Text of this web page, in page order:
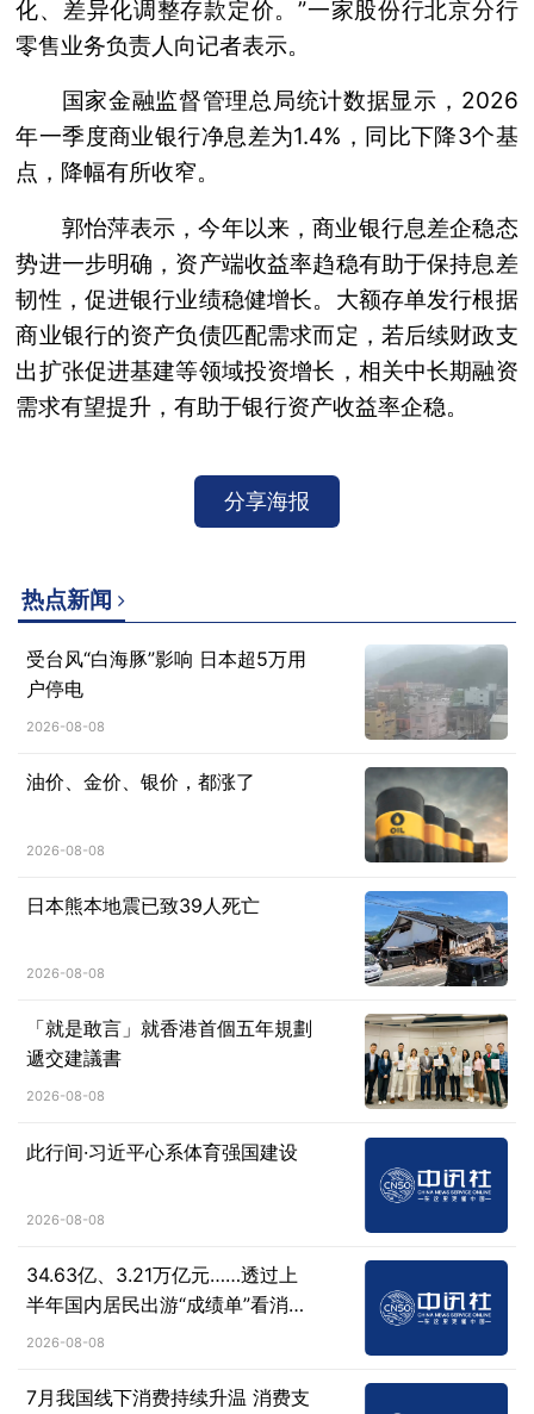
化、差异化调整存款定价。”一家股份行北京分行
零售业务负责人向记者表示。
国家金融监督管理总局统计数据显示，2026
年一季度商业银行净息差为1.4%，同比下降3个基
点，降幅有所收窄。
郭怡萍表示，今年以来，商业银行息差企稳态
势进一步明确，资产端收益率趋稳有助于保持息差
韧性，促进银行业绩稳健增长。大额存单发行根据
商业银行的资产负债匹配需求而定，若后续财政支
出扩张促进基建等领域投资增长，相关中长期融资
需求有望提升，有助于银行资产收益率企稳。
分享海报
热点新闻
受台风“白海豚”影响 日本超5万用
户停电
2026-08-08
油价、金价、银价，都涨了
2026-08-08
日本熊本地震已致39人死亡
2026-08-08
「就是敢言」就香港首個五年規劃
遞交建議書
2026-08-08
此行间·习近平心系体育强国建设
2026-08-08
34.63亿、3.21万亿元……透过上
半年国内居民出游“成绩单”看消费
新动向
2026-08-08
7月我国线下消费持续升温 消费支